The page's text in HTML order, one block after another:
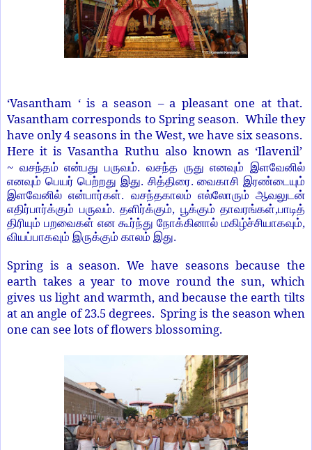
‘Vasantham ‘ is a season – a pleasant one at that.
Vasantham corresponds to Spring season. While they
have only 4 seasons in the West, we have six seasons.
Here it is Vasantha Ruthu also known as ‘Ilavenil’
~ வசந்தம் என்பது பருவம். வசந்த ருது எனவும் இளவேனில்
எனவும் பெயர் பெற்றது இது. சித்திரை. வைகாசி இரண்டையும்
இளவேனில் என்பார்கள். வசந்தகாலம் எல்லோரும் ஆவலுடன்
எதிர்பார்க்கும் பருவம். தளிர்க்கும், பூக்கும் தாவரங்கள்,பாடித்
திரியும் பறவைகள் என கூர்ந்து நோக்கினால் மகிழ்ச்சியாகவும்,
வியப்பாகவும் இருக்கும் காலம் இது.
Spring is a season. We have seasons because the
earth takes a year to move round the sun, which
gives us light and warmth, and because the earth tilts
at an angle of 23.5 degrees. Spring is the season when
one can see lots of flowers blossoming.